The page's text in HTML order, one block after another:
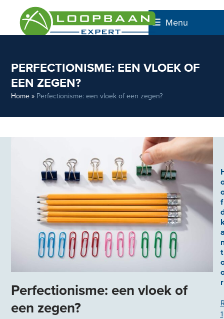
content
Menu
PERFECTIONISME: EEN VLOEK OF
EEN ZEGEN?
Home » Perfectionisme: een vloek of een zegen?
Perfectionisme: een vloek of
een zegen?
f
t
r
1